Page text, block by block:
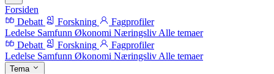
Forsiden
Debatt
Forskning
Fagprofiler
Ledelse Samfunn Økonomi Næringsliv Alle temaer
Debatt
Forskning
Fagprofiler
Ledelse Samfunn Økonomi Næringsliv Alle temaer
Tema